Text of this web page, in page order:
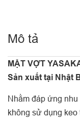
Mô tả
MẶT VỢT
Sản xuất tại Nhật
Nhằm đáp ứng
không sử dụng